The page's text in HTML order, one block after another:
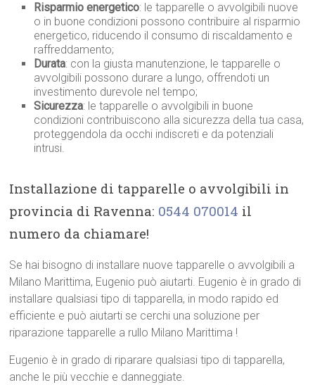
Risparmio energetico: le tapparelle o avvolgibili nuove
o in buone condizioni possono contribuire al risparmio
energetico, riducendo il consumo di riscaldamento e
raffreddamento;
Durata: con la giusta manutenzione, le tapparelle o
avvolgibili possono durare a lungo, offrendoti un
investimento durevole nel tempo;
Sicurezza: le tapparelle o avvolgibili in buone
condizioni contribuiscono alla sicurezza della tua casa,
proteggendola da occhi indiscreti e da potenziali
intrusi.
Installazione di tapparelle o avvolgibili in
provincia di Ravenna: 0544 070014 il
numero da chiamare!
Se hai bisogno di installare nuove tapparelle o avvolgibili a
Milano Marittima, Eugenio può aiutarti. Eugenio è in grado di
installare qualsiasi tipo di tapparella, in modo rapido ed
efficiente e può aiutarti se cerchi una soluzione per
riparazione tapparelle a rullo Milano Marittima !
Eugenio è in grado di riparare qualsiasi tipo di tapparella,
anche le più vecchie e danneggiate.